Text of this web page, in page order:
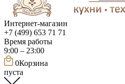
Интернет-магазин
+7 (499) 653 71 71
Время работы
9:00 – 23:00
0Корзина
пуста